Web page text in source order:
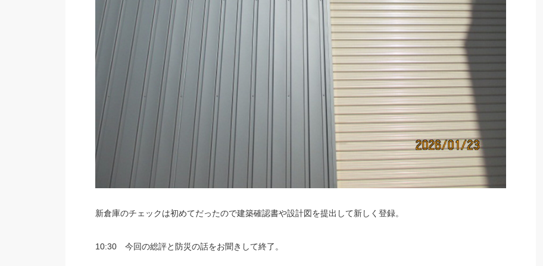
新倉庫のチェックは初めてだったので建築確認書や設計図を提出して新しく登録。
10:30 今回の総評と防災の話をお聞きして終了。